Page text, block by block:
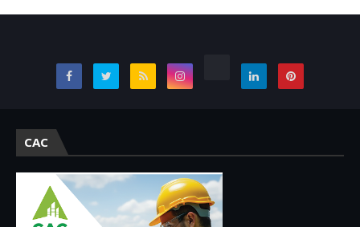
CAC